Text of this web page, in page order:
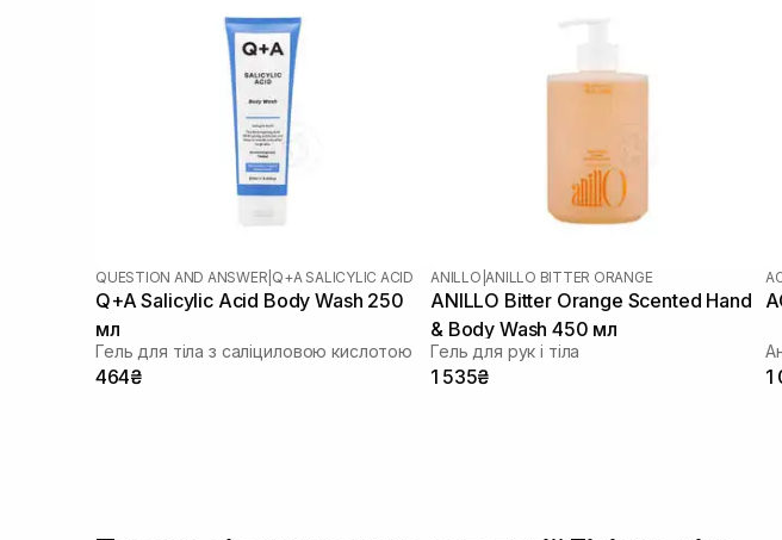
QUESTION AND ANSWER Q+A SALICYLIC ACID
Q+A Salicylic Acid Body Wash 250
мл
Гель для тіла з саліциловою кислотою
464₴
ANILLO ANILLO BITTER ORANGE
ANILLO Bitter Orange Scented Hand
& Body Wash 450 мл
Гель для рук і тіла
1 535₴ 1